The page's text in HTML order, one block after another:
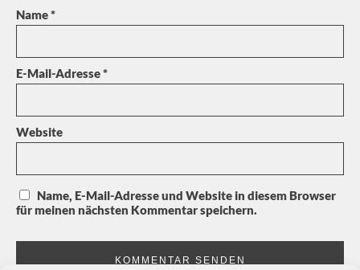
Name*
E-Mail-Adresse*
Website
Name, E-Mail-Adresse und Website in diesem Browser
für meinen nächsten Kommentar speichern.